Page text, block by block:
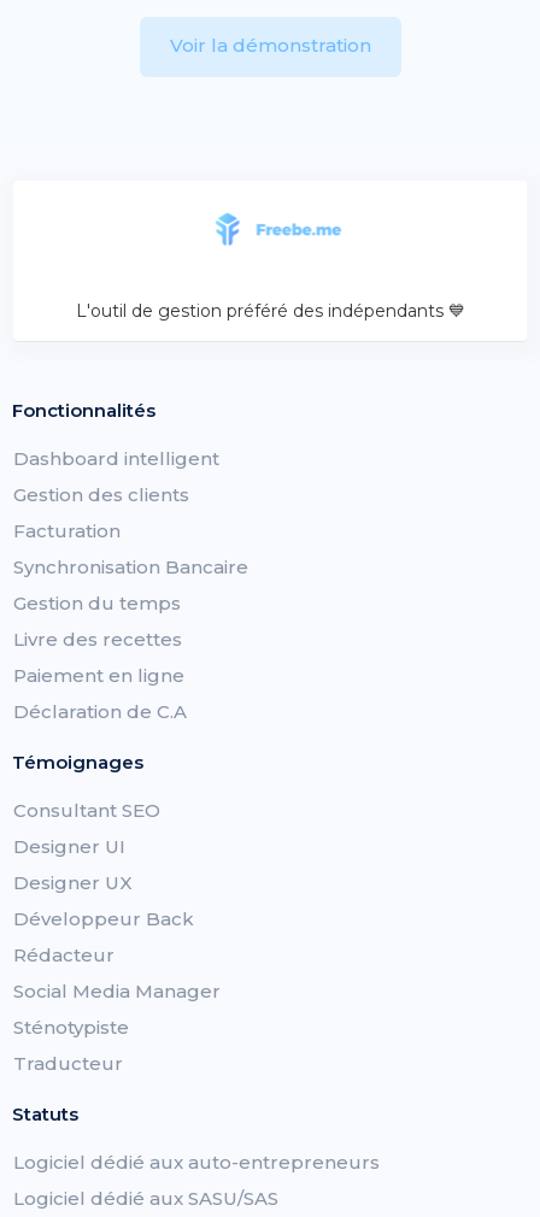
Voir la démonstration
L'outil de gestion préféré des indépendants 💙
Fonctionnalités
Dashboard intelligent
Gestion des clients
Facturation
Synchronisation Bancaire
Gestion du temps
Livre des recettes
Paiement en ligne
Déclaration de C.A
Témoignages
Consultant SEO
Designer UI
Designer UX
Développeur Back
Rédacteur
Social Media Manager
Sténotypiste
Traducteur
Statuts
Logiciel dédié aux auto-entrepreneurs
Logiciel dédié aux SASU/SAS